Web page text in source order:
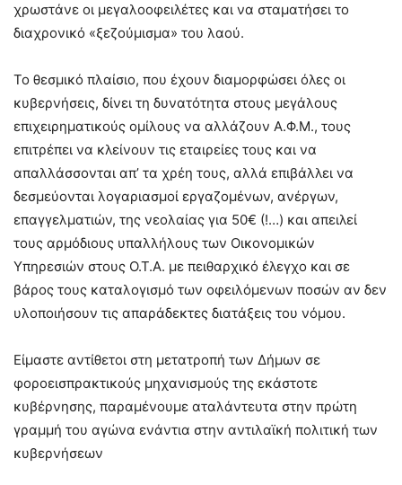
χρωστάνε οι μεγαλοοφειλέτες και να σταματήσει το
διαχρονικό «ξεζούμισμα» του λαού.
Το θεσμικό πλαίσιο, που έχουν διαμορφώσει όλες οι
κυβερνήσεις, δίνει τη δυνατότητα στους μεγάλους
επιχειρηματικούς ομίλους να αλλάζουν Α.Φ.Μ., τους
επιτρέπει να κλείνουν τις εταιρείες τους και να
απαλλάσσονται απ’ τα χρέη τους, αλλά επιβάλλει να
δεσμεύονται λογαριασμοί εργαζομένων, ανέργων,
επαγγελματιών, της νεολαίας για 50€ (!…) και απειλεί
τους αρμόδιους υπαλλήλους των Οικονομικών
Υπηρεσιών στους Ο.Τ.Α. με πειθαρχικό έλεγχο και σε
βάρος τους καταλογισμό των οφειλόμενων ποσών αν δεν
υλοποιήσουν τις απαράδεκτες διατάξεις του νόμου.
Είμαστε αντίθετοι στη μετατροπή των Δήμων σε
φοροεισπρακτικούς μηχανισμούς της εκάστοτε
κυβέρνησης, παραμένουμε αταλάντευτα στην πρώτη
γραμμή του αγώνα ενάντια στην αντιλαϊκή πολιτική των
κυβερνήσεων